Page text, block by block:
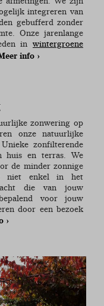
integreren van
gebufferd zonder
Onze jarenlange
in wintergroene
info
zonwering op
onze natuurlijke
zonfilterende
huis en terras. We
de minder zonnige
niet enkel in het
die van jouw
voor jouw
door een bezoek